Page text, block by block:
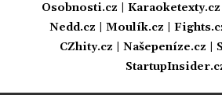
Osobnosti.cz
Karaoketexty.cz
Nedd.cz
Moulík.cz
CZhity.cz
Našepeníze.cz